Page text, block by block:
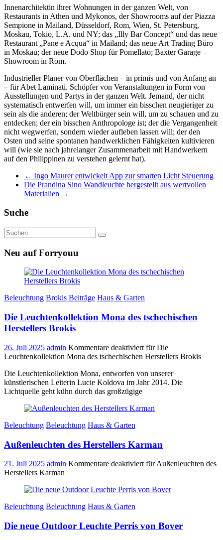
Innenarchitektin ihrer Wohnungen in der ganzen Welt, von
Restaurants in Athen und Mykonos, der Showrooms auf der Piazza
Sempione in Mailand, Düsseldorf, Rom, Wien, St. Petersburg,
Moskau, Tokio, L.A. und NY; das „Illy Bar Concept“ und das neue
Restaurant „Pane e Acqua“ in Mailand; das neue Art Trading Büro
in Moskau; der neue Dodo Shop für Pomellato; Baxter Garage –
Showroom in Rom.
Industrieller Planer von Oberflächen – in primis und von Anfang an
– für Abet Laminati. Schöpfer von Veranstaltungen in Form von
Ausstellungen und Partys in der ganzen Welt. Jemand, der nicht
systematisch entwerfen will, um immer ein bisschen neugieriger zu
sein als die anderen; der Weltbürger sein will, um zu schauen und zu
entdecken; der ein bisschen Anthropologe ist; der die Vergangenheit
nicht wegwerfen, sondern wieder aufleben lassen will; der den
Osten und seine spontanen handwerklichen Fähigkeiten kultivieren
will (wie sie nach jahrelanger Zusammenarbeit mit Handwerkern
auf den Philippinen zu verstehen gelernt hat).
← Ingo Maurer entwickelt App zur smarten Licht Steuerung
Die Prandina Sino Wandleuchte hergestellt aus wertvollen
Materialien →
Suche
Neu auf Forryouu
Beleuchtung Brokis Beiträge Haus & Garten
Die Leuchtenkollektion Mona des tschechischen
Herstellers Brokis
26. Juli 2025 admin Kommentare deaktiviert für Die
Leuchtenkollektion Mona des tschechischen Herstellers Brokis
Die Leuchtenkollektion Mona, entworfen von unserer
künstlerischen Leiterin Lucie Koldova im Jahr 2014. Die
Lichtquelle geht kühn durch das großzügige
Beleuchtung Beleuchtung Haus & Garten
Außenleuchten des Herstellers Karman
21. Juli 2025 admin Kommentare deaktiviert für Außenleuchten des
Herstellers Karman
Beleuchtung Beleuchtung Haus & Garten
Die neue Outdoor Leuchte Perris von Bover